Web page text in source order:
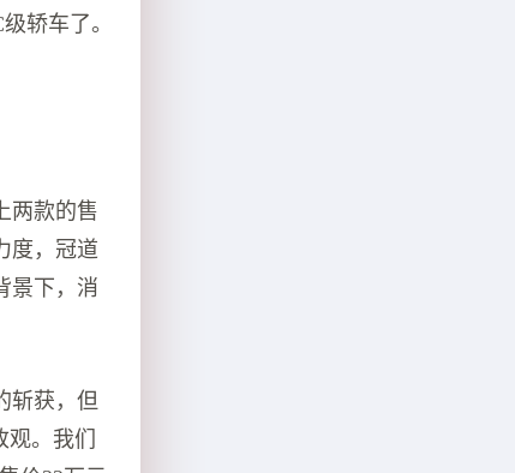
轿车了。
两款的售
度，冠道
景下，消
斩获，但
。我们